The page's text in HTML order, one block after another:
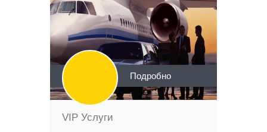
Подробно
VIP Услуги